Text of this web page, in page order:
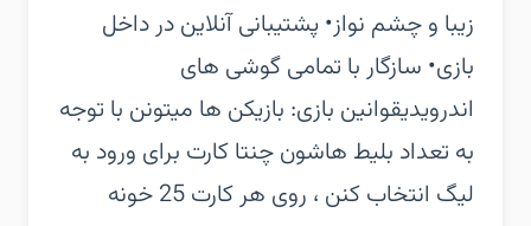
زیبا و چشم نواز‏• پشتیبانی آنلاین در داخل
بازی‏• سازگار با تمامی گوشی های
اندرویدی‏قوانین بازی:‏ بازیکن ها میتونن با توجه
به تعداد بلیط هاشون چنتا کارت برای ورود به
لیگ انتخاب کنن ، روی هر کارت 25 خونه